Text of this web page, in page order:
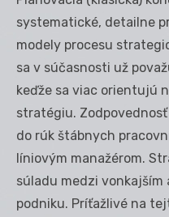
systematické, detailne
modely procesu
sa v súčasnosti už
keďže sa viac orientujú
stratégiu.
do rúk štábnych
líniovým manažérom.
súladu medzi
podniku. Príťažlivé na